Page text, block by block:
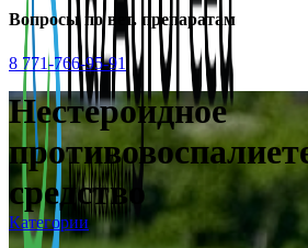
Вопросы по вет. препаратам
8 771-766-95-91
Нестероидное
средство
Категории